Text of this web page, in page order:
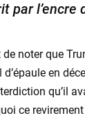
par l’encre
de noter que
en
qu’il
ce